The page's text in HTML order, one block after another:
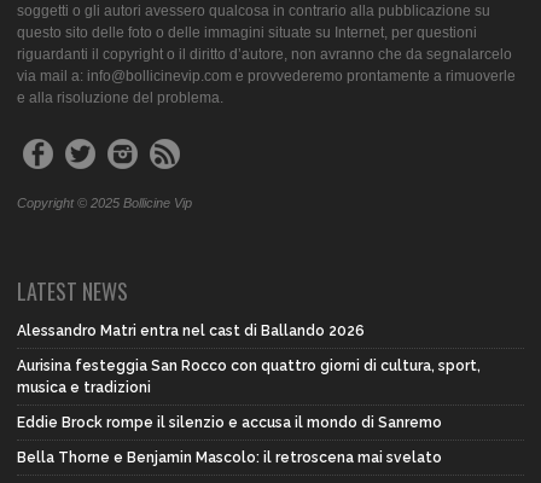
soggetti o gli autori avessero qualcosa in contrario alla pubblicazione su
questo sito delle foto o delle immagini situate su Internet, per questioni
riguardanti il copyright o il diritto d’autore, non avranno che da segnalarcelo
via mail a: info@bollicinevip.com e provvederemo prontamente a rimuoverle
e alla risoluzione del problema.
Copyright © 2025 Bollicine Vip
LATEST NEWS
Alessandro Matri entra nel cast di Ballando 2026
Aurisina festeggia San Rocco con quattro giorni di cultura, sport,
musica e tradizioni
Eddie Brock rompe il silenzio e accusa il mondo di Sanremo
Bella Thorne e Benjamin Mascolo: il retroscena mai svelato